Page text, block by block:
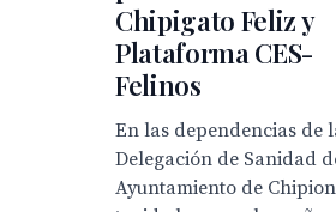
Chipigato Feliz y
Plataforma CES-
Felinos
En las dependencias de
Delegación de Sanidad
Ayuntamiento de